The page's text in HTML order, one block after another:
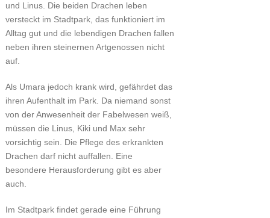
und Linus. Die beiden Drachen leben
versteckt im Stadtpark, das funktioniert im
Alltag gut und die lebendigen Drachen fallen
neben ihren steinernen Artgenossen nicht
auf.
Als Umara jedoch krank wird, gefährdet das
ihren Aufenthalt im Park. Da niemand sonst
von der Anwesenheit der Fabelwesen weiß,
müssen die Linus, Kiki und Max sehr
vorsichtig sein. Die Pflege des erkrankten
Drachen darf nicht auffallen. Eine
besondere Herausforderung gibt es aber
auch.
Im Stadtpark findet gerade eine Führung